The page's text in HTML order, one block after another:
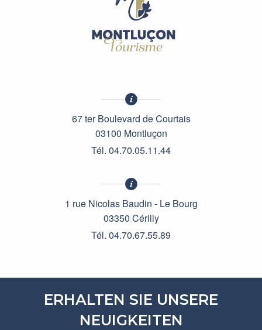
67 ter Boulevard de Courtais
03100 Montluçon
Tél. 04.70.05.11.44
1 rue Nicolas Baudin - Le Bourg
03350 Cérilly
Tél. 04.70.67.55.89
ERHALTEN SIE UNSERE
NEUIGKEITEN